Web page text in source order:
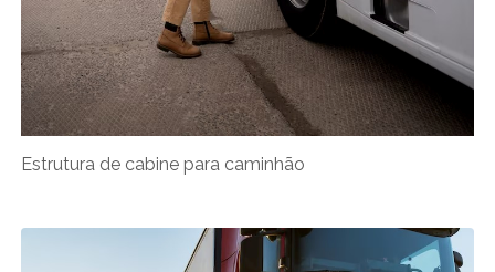
Estrutura de cabine para caminhão